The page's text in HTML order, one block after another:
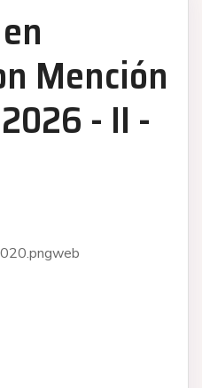
Mención
- II -